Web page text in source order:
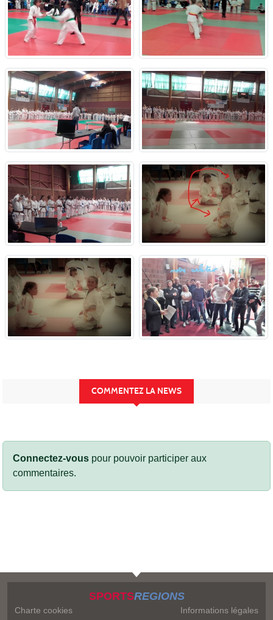
COMMENTEZ LA NEWS
Connectez-vous pour pouvoir participer aux
commentaires.
SPORTSREGIONS
Charte cookies Informations légales